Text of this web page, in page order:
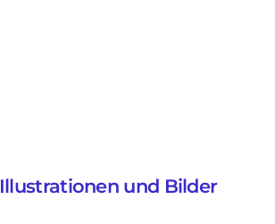
Illustrationen und Bilder